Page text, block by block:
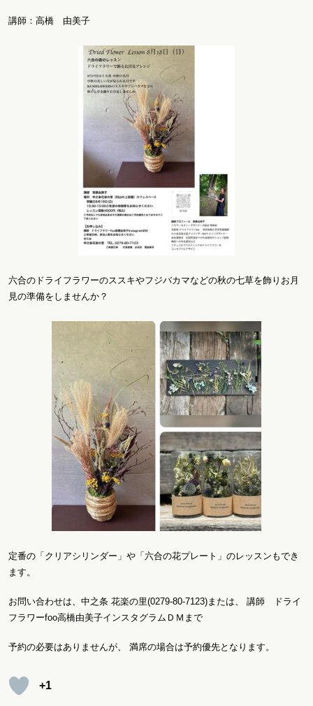
講師：高橋 由美子
六合のドライフラワーのススキやフジバカマなどの秋の七草を飾りお月
見の準備をしませんか？
定番の「クリアシリンダー」や「六合の花プレート」のレッスンもでき
ます。
お問い合わせは、中之条 花楽の里(0279-80-7123)または、 講師 ドライ
フラワーfoo高橋由美子インスタグラムＤＭまで
予約の必要はありませんが、 満席の場合は予約優先となります。
+1